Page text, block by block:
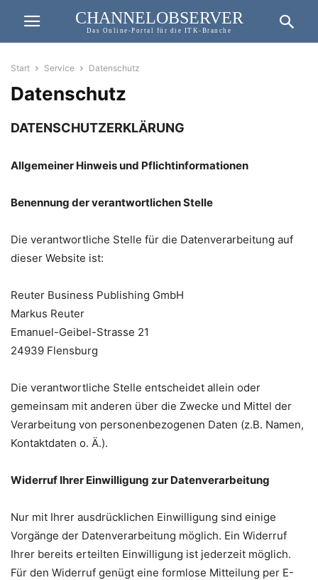
CHANNELOBSERVER
Das Online-Portal für die ITK-Branche
Start Service Datenschutz
Datenschutz
DATENSCHUTZERKLÄRUNG
Allgemeiner Hinweis und Pflichtinformationen
Benennung der verantwortlichen Stelle
Die verantwortliche Stelle für die Datenverarbeitung auf
dieser Website ist:
Reuter Business Publishing GmbH
Markus Reuter
Emanuel-Geibel-Strasse 21
24939 Flensburg
Die verantwortliche Stelle entscheidet allein oder
gemeinsam mit anderen über die Zwecke und Mittel der
Verarbeitung von personenbezogenen Daten (z.B. Namen,
Kontaktdaten o. Ä.).
Widerruf Ihrer Einwilligung zur Datenverarbeitung
Nur mit Ihrer ausdrücklichen Einwilligung sind einige
Vorgänge der Datenverarbeitung möglich. Ein Widerruf
Ihrer bereits erteilten Einwilligung ist jederzeit möglich.
Für den Widerruf genügt eine formlose Mitteilung per E-